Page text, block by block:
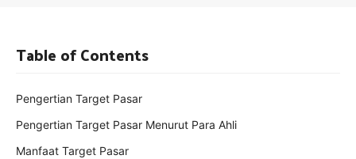
Table of Contents
Pengertian Target Pasar
Pengertian Target Pasar Menurut Para Ahli
Manfaat Target Pasar